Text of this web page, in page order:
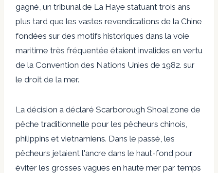
gagné, un tribunal de La Haye statuant trois ans
plus tard que les vastes revendications de la Chine
fondées sur des motifs historiques dans la voie
maritime très fréquentée étaient invalides en vertu
de la Convention des Nations Unies de 1982. sur
le droit de la mer.
La décision a déclaré Scarborough Shoal zone de
pêche traditionnelle pour les pêcheurs chinois,
philippins et vietnamiens. Dans le passé, les
pêcheurs jetaient l'ancre dans le haut-fond pour
éviter les grosses vagues en haute mer par temps